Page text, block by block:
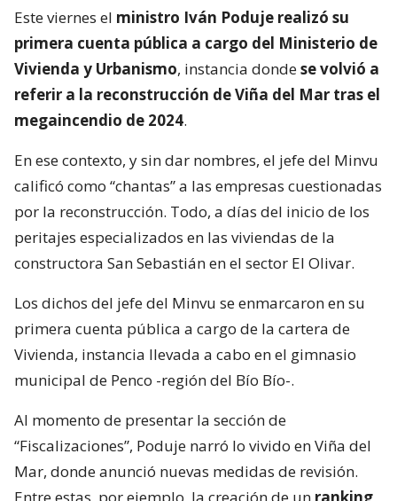
Este viernes el ministro Iván Poduje realizó su
primera cuenta pública a cargo del Ministerio de
Vivienda y Urbanismo, instancia dondese volvió a
referir a la reconstrucción de Viña del Mar tras el
megaincendio de 2024.
En ese contexto, y sin dar nombres, el jefe del Minvu
calificó como “chantas” a las empresas cuestionadas
por la reconstrucción. Todo, a días del inicio de los
peritajes especializados en las viviendas de la
constructora San Sebastián en el sector El Olivar.
Los dichos del jefe del Minvu se enmarcaron en su
primera cuenta pública a cargo de la cartera de
Vivienda, instancia llevada a cabo en el gimnasio
municipal de Penco -región del Bío Bío-.
Al momento de presentar la sección de
“Fiscalizaciones”, Poduje narró lo vivido en Viña del
Mar, donde anunció nuevas medidas de revisión.